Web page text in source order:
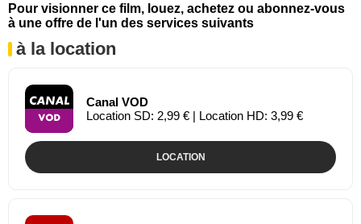
Pour visionner ce film, louez, achetez ou abonnez-vous
à une offre de l'un des services suivants
à la location
Canal VOD
Location SD: 2,99 € | Location HD: 3,99 €
LOCATION